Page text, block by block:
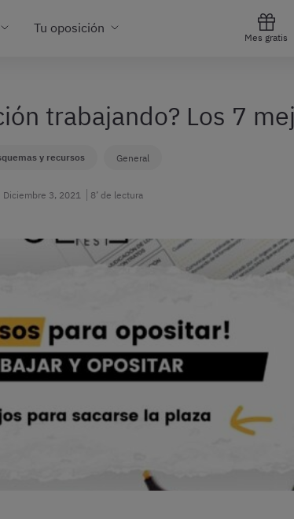
Tu oposición
Mes gratis
trabajando? Los 7
y recursos General
Diciembre 3, 2021 8’ de lectura